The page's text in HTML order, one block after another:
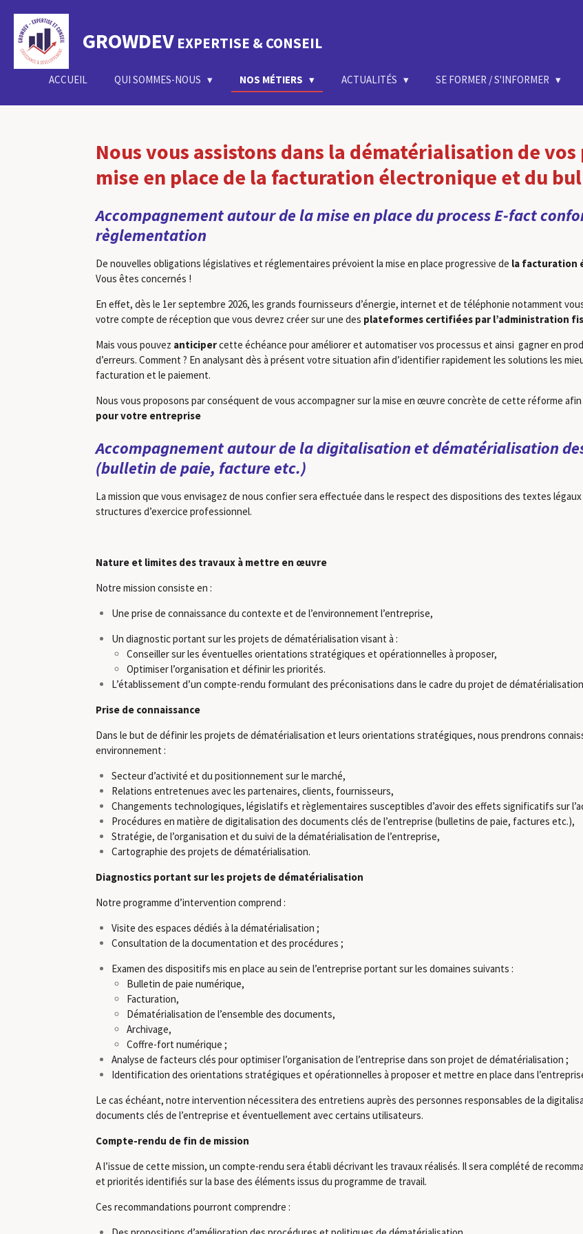
Passer
contenu
principal
GROWDEV EXPERTISE & CONSEIL
ACCUEIL QUI SOMMES-NOUS NOS MÉTIERS ACTUALITÉS SE FORMER / S'INFORMER
Nous vous assistons dans la dématérialisation de vos
mise en place de la facturation électronique et du
Accompagnement autour de la mise en place du process E-fact
règlementation
De nouvelles obligations législatives et réglementaires prévoient la mise en place progressive de la facturation
Vous êtes concernés !
En effet, dès le 1er septembre 2026, les grands fournisseurs d’énergie, internet et de téléphonie notamment
votre compte de réception que vous devrez créer sur une des plateformes certifiées par l’administration
Mais vous pouvez anticipercette échéance pour améliorer et automatiser vos processus et ainsi gagner en
d’erreurs. Comment ? En analysant dès à présent votre situation afin d’identifier rapidement les solutions les
facturation et le paiement.
Nous vous proposons par conséquent de vous accompagner sur la mise en œuvre concrète de cette réforme
pour votre entreprise
Accompagnement autour de la digitalisation et dématérialisation
(bulletin de paie, facture etc.)
La mission que vous envisagez de nous confier sera effectuée dans le respect des dispositions des textes
structures d’exercice professionnel.
Nature et limites des travaux à mettre en œuvre
Notre mission consiste en :
Une prise de connaissance du contexte et de l’environnement l’entreprise,
Un diagnostic portant sur les projets de dématérialisation visant à :
Conseiller sur les éventuelles orientations stratégiques et opérationnelles à proposer,
Optimiser l’organisation et définir les priorités.
L’établissement d’un compte-rendu formulant des préconisations dans le cadre du projet de
Prise de connaissance
Dans le but de définir les projets de dématérialisation et leurs orientations stratégiques, nous prendrons
environnement :
Secteur d’activité et du positionnement sur le marché,
Relations entretenues avec les partenaires, clients, fournisseurs,
Changements technologiques, législatifs et règlementaires susceptibles d’avoir des effets significatifs sur
Procédures en matière de digitalisation des documents clés de l’entreprise (bulletins de paie, factures etc.),
Stratégie, de l’organisation et du suivi de la dématérialisation de l’entreprise,
Cartographie des projets de dématérialisation.
Diagnostics portant sur les projets de dématérialisation
Notre programme d’intervention comprend :
Visite des espaces dédiés à la dématérialisation ;
Consultation de la documentation et des procédures ;
Examen des dispositifs mis en place au sein de l’entreprise portant sur les domaines suivants :
Bulletin de paie numérique,
Facturation,
Dématérialisation de l’ensemble des documents,
Archivage,
Coffre-fort numérique ;
Analyse de facteurs clés pour optimiser l’organisation de l’entreprise dans son projet de dématérialisation ;
Identification des orientations stratégiques et opérationnelles à proposer et mettre en place dans
Le cas échéant, notre intervention nécessitera des entretiens auprès des personnes responsables de la
documents clés de l’entreprise et éventuellement avec certains utilisateurs.
Compte-rendu de fin de mission
A l’issue de cette mission, un compte-rendu sera établi décrivant les travaux réalisés. Il sera complété de
et priorités identifiés sur la base des éléments issus du programme de travail.
Ces recommandations pourront comprendre :